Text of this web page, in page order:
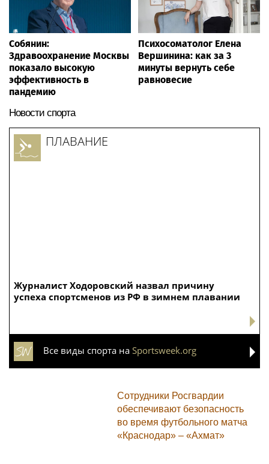
Собянин:
Здравоохранение Москвы
показало высокую
эффективность в
пандемию
Психосоматолог Елена
Вершинина: как за 3
минуты вернуть себе
равновесие
Новости спорта
Журналист Ходоровский назвал причину
успеха спортсменов из РФ в зимнем плавании
ПЛАВАНИЕ
Все виды спорта на Sportsweek.org
Сотрудники Росгвардии
обеспечивают безопасность
во время футбольного матча
«Краснодар» – «Ахмат»